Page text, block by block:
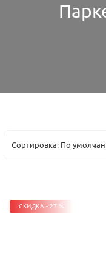
СКИДКА - 27 %